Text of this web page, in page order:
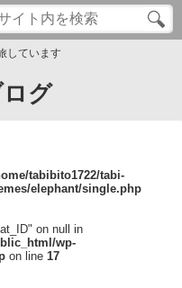
しています
グ
tabibito1722/tabi-
elephant/single.php
on null in
wp-
on line 17